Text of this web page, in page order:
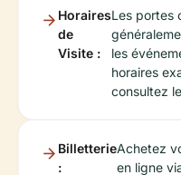
Horaires
de
Visite :
Les portes
les
horaires
consultez le
Billetterie
:
Achetez
en ligne